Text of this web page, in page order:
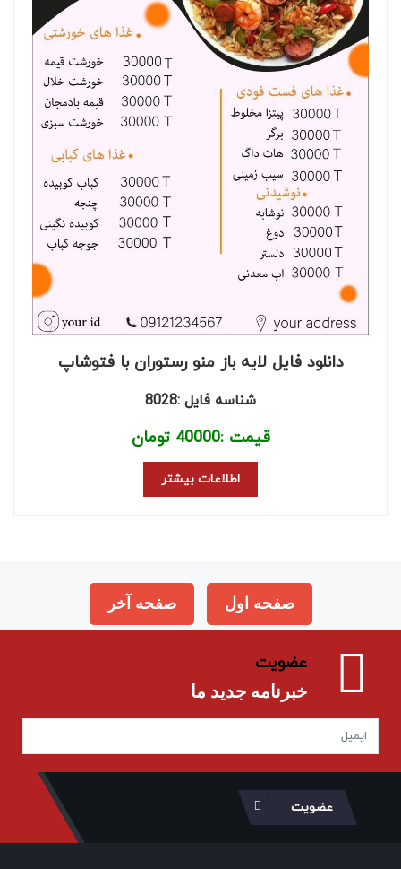
دانلود فایل لایه باز منو رستوران با فتوشاپ
شناسه فایل :8028
قیمت :40000 تومان
اطلاعات بیشتر
صفحه اول صفحه آخر
عضویت
خبرنامه جدید ما
عضویت